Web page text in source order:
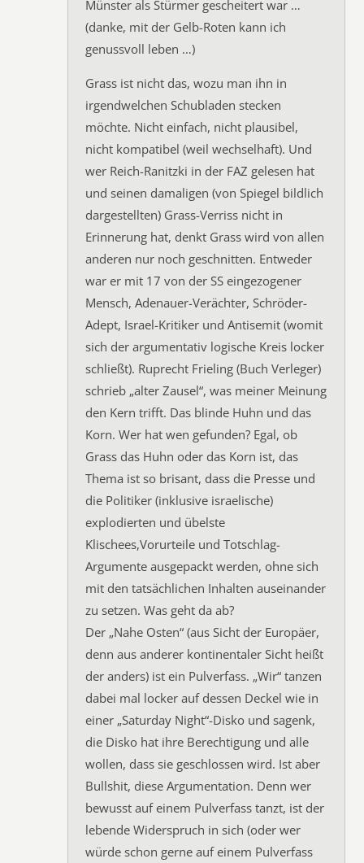
Münster als Stürmer gescheitert war …
(danke, mit der Gelb-Roten kann ich
genussvoll leben …)
Grass ist nicht das, wozu man ihn in
irgendwelchen Schubladen stecken
möchte. Nicht einfach, nicht plausibel,
nicht kompatibel (weil wechselhaft). Und
wer Reich-Ranitzki in der FAZ gelesen hat
und seinen damaligen (von Spiegel bildlich
dargestellten) Grass-Verriss nicht in
Erinnerung hat, denkt Grass wird von allen
anderen nur noch geschnitten. Entweder
war er mit 17 von der SS eingezogener
Mensch, Adenauer-Verächter, Schröder-
Adept, Israel-Kritiker und Antisemit (womit
sich der argumentativ logische Kreis locker
schließt). Ruprecht Frieling (Buch Verleger)
schrieb „alter Zausel“, was meiner Meinung
den Kern trifft. Das blinde Huhn und das
Korn. Wer hat wen gefunden? Egal, ob
Grass das Huhn oder das Korn ist, das
Thema ist so brisant, dass die Presse und
die Politiker (inklusive israelische)
explodierten und übelste
Klischees,Vorurteile und Totschlag-
Argumente ausgepackt werden, ohne sich
mit den tatsächlichen Inhalten auseinander
zu setzen. Was geht da ab?
Der „Nahe Osten“ (aus Sicht der Europäer,
denn aus anderer kontinentaler Sicht heißt
der anders) ist ein Pulverfass. „Wir“ tanzen
dabei mal locker auf dessen Deckel wie in
einer „Saturday Night“-Disko und sagenk,
die Disko hat ihre Berechtigung und alle
wollen, dass sie geschlossen wird. Ist aber
Bullshit, diese Argumentation. Denn wer
bewusst auf einem Pulverfass tanzt, ist der
lebende Widerspruch in sich (oder wer
würde schon gerne auf einem Pulverfass